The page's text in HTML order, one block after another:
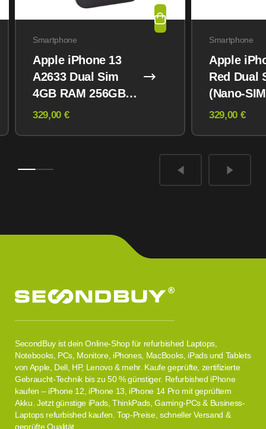
Smartphone
Apple iPhone 13
A2633 Dual Sim
4GB RAM 256GB
Midnight
329,00 €
Smartphone
Apple
Red Dual
(Nano-
eSIM)
329,00 €
SecondBuy ist dein Online-Shop für refurbished Laptops,
Notebooks, PCs, Monitore, iPhones, MacBooks, iPads und Tablets
von Apple, Dell, HP, Lenovo & mehr. Kaufe geprüfte, zertifizierte
Gebraucht-Technik bis zu 50 % günstiger. Refurbished iPhone
kaufen – iPhone 12, iPhone 13, iPhone 14 Pro mit geprüftem
Akku. Jetzt günstige iPads, ThinkPads, Gaming-PCs & Business-
Laptops refurbished kaufen. Top-Preise, schneller Versand &
geprüfte Qualität.